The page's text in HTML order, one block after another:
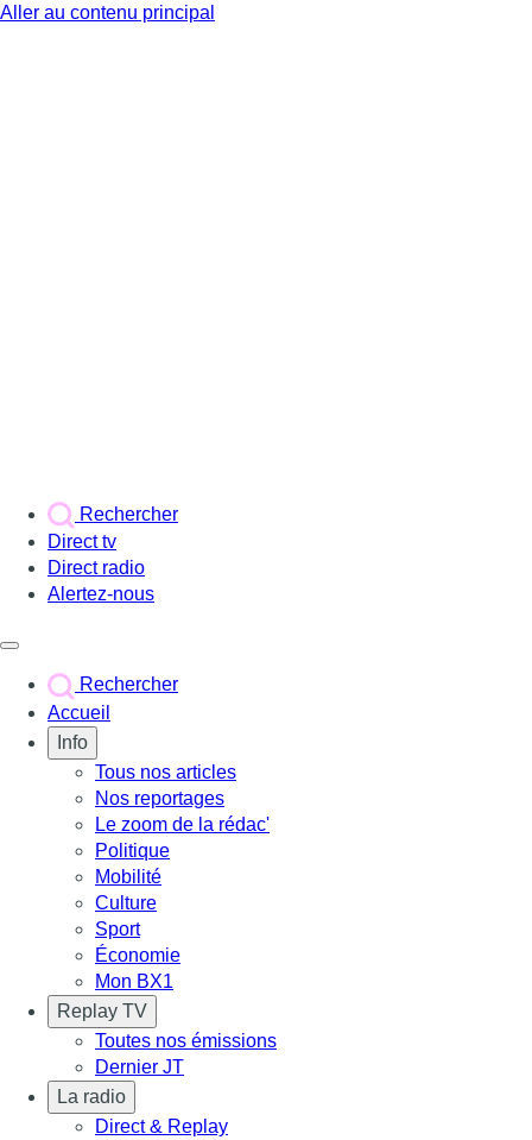
Aller au contenu principal
Rechercher
Direct tv
Direct radio
Alertez-nous
Rechercher
Accueil
Info
Tous nos articles
Nos reportages
Le zoom de la rédac'
Politique
Mobilité
Culture
Sport
Économie
Mon BX1
Replay TV
Toutes nos émissions
Dernier JT
La radio
Direct & Replay